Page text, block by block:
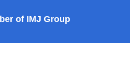
of IMJ Group